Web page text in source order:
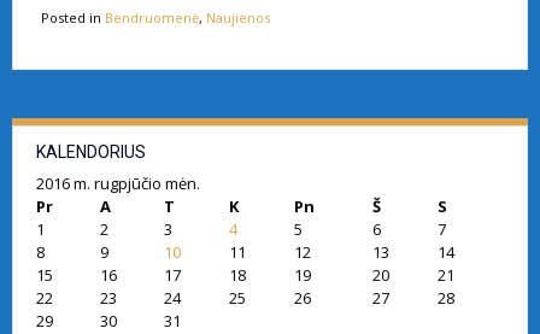
Posted in Bendruomenė, Naujienos
KALENDORIUS
2016 m. rugpjūčio mėn.
Pr
A T K Pn Š
S
1
2 3 4 5 6
7
8
9 10 11 12 13
14
15
16 17 18 19 20
21
22
23 24 25 26 27
28
29
30 31